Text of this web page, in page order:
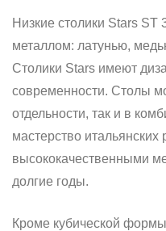
Низкие столики Stars
металлом: латунью,
Столики Stars имеют
современности. Столы
отдельности, так и в
мастерство
высококачественными
долгие годы.
Кроме кубической